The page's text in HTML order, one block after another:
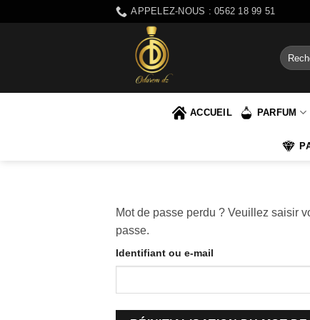
APPELEZ-NOUS : 0562 18 99 51
pour :
ACCUEIL PARFUM
Mot de passe perdu ? Veuillez saisir
passe.
Identifiant ou e-mail